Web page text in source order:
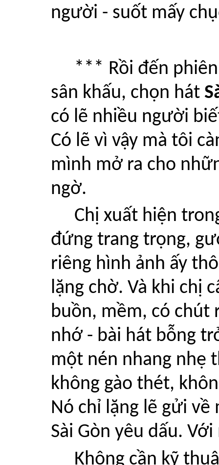
người - suốt mấy
*** Rồi đến
sân khấu, chọn hát
có lẽ nhiều người
Có lẽ vì vậy mà tôi
mình mở ra cho
ngờ.
Chị xuất hiện
đứng trang trọng,
riêng hình ảnh ấy
lặng chờ. Và khi chị
buồn, mềm, có chút
nhớ - bài hát bỗng
một nén nhang nhẹ
không gào thét,
Nó chỉ lặng lẽ gửi về
Sài Gòn yêu dấu.
Không cần kỹ